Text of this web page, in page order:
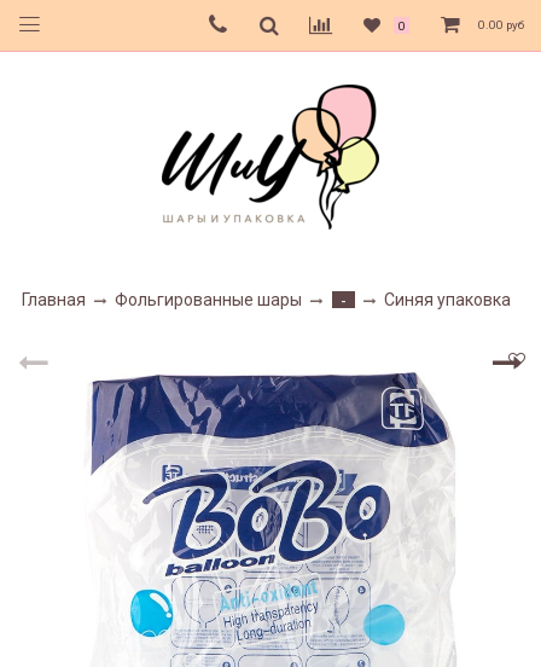
0 0.00 руб
Главная Фольгированные шары - Синяя упаковка